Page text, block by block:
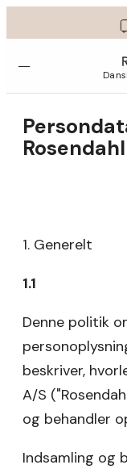
Åbn menuen
1. Generelt
1.1
Denne politik
beskriver,
A/S
og behandler
Indsamling og